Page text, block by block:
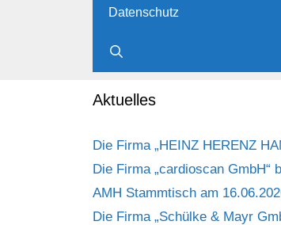
Datenschutz
Aktuelles
Die Firma „HEINZ HERENZ
Die Firma „cardioscan GmbH“
AMH Stammtisch am
Die Firma „Schülke & Mayr